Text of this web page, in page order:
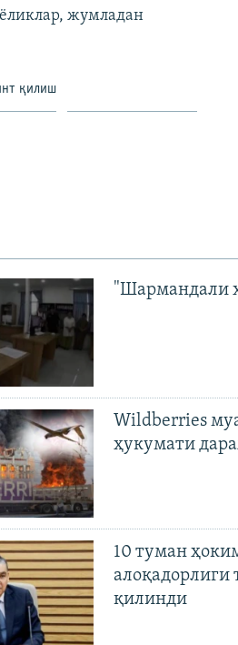
жумладан
қилиш
"Шармандали
Wildberries
ҳукумати
10 туман
алоқадорлиги
қилинди